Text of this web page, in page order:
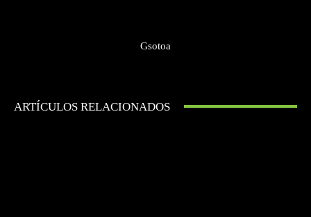
Gsotoa
ARTÍCULOS RELACIONADOS